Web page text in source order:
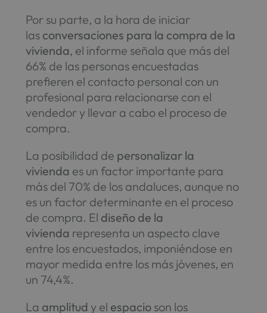
Por su parte, a la hora de iniciar
las conversaciones para la compra de la
vivienda, el informe señala que más del
66% de las personas encuestadas
prefieren el contacto personal con un
profesional para relacionarse con el
vendedor y llevar a cabo el proceso de
compra.
La posibilidad de personalizar la
vivienda es un factor importante para
más del 70% de los andaluces, aunque no
es un factor determinante en el proceso
de compra. El diseño de la
vivienda representa un aspecto clave
entre los encuestados, imponiéndose en
mayor medida entre los más jóvenes, en
un 74,4%.
La amplitud y el espacio son los